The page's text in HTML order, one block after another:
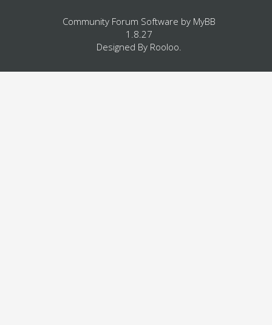
Community Forum Software by MyBB
1.8.27
Designed By Rooloo.